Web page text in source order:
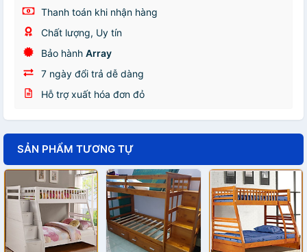
Thanh toán khi nhận hàng
Chất lượng, Uy tín
Bảo hành Array
7 ngày đổi trả dễ dàng
Hỗ trợ xuất hóa đơn đỏ
SẢN PHẨM TƯƠNG TỰ